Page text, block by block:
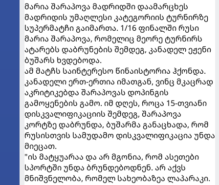
მარია შარაპოვა მადრიდში დაამარცხეს
მადრიდის უმაღლესი კატეგორიის ტურნირზე
სუპერმატჩი გაიმართა. 1/16 ფინალში რუსი
მარია შარაპოვა, რომელიც მეორე ტურნირს
ატარებს დაბრუნების შემდეგ, კანადელ ეჟენი
ბუშარს ხვდებოდა.
ამ მატჩს საინტერესო წინაისტორია ჰქონდა.
კანადელი ერთ-ერთია იმათგან, ვინც მკაცრად
აკრიტიკებდა შარაპოვას დოპინგის
გამოყენების გამო. იმ დღეს, როცა 15-თვიანი
დისკვალიფიკაციის შემდეგ, შარაპოვა
კორტზე დაბრუნდა, ბუშარმა განაცხადა, რომ
რუსისთვის სამუდამო დისკვალიფიკაცია უნდა
მიეცათ.
"ის მატყუარაა და არ მგონია, რომ ასეთები
სპორტში უნდა ბრუნდებოდნენ. არ აქვს
მნიშვნელობა, რომელ სახეობაზეა ლაპარაკი.